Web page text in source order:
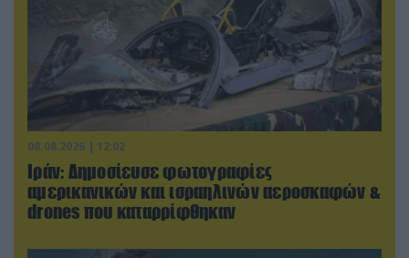
08.08.2026 | 12:02
Ιράν: Δημοσίευσε φωτογραφίες
αμερικανικών και ισραηλινών αεροσκαφών &
drones που καταρρίφθηκαν